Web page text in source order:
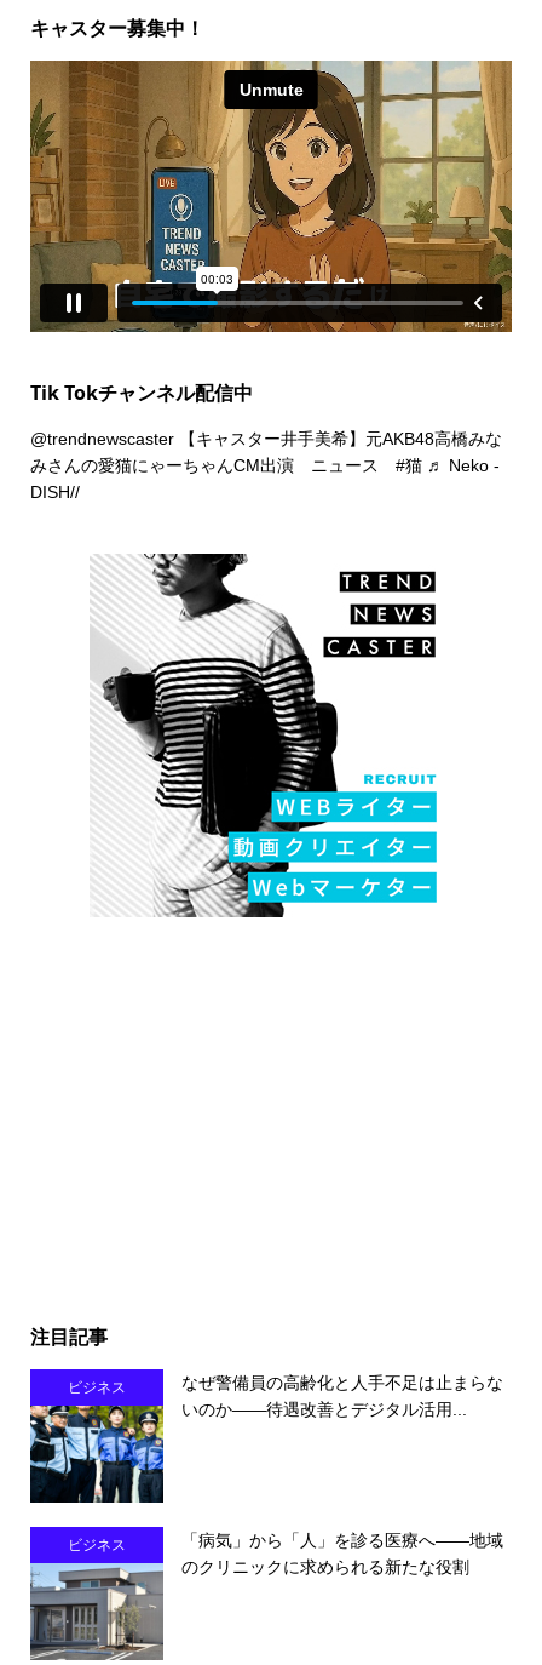
キャスター募集中！
Tik Tokチャンネル配信中
@trendnewscaster【キャスター井手美希】元AKB48高橋みな
みさんの愛猫にゃーちゃんCM出演 ニュース #猫 ♬ Neko -
DISH//
注目記事
ビジネス
なぜ警備員の高齢化と人手不足は止まらな
いのか――待遇改善とデジタル活用...
ビジネス
「病気」から「人」を診る医療へ――地域
のクリニックに求められる新たな役割